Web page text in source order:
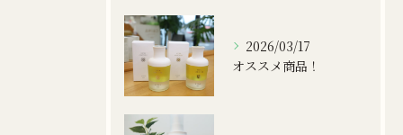
2026/03/17
オススメ商品！